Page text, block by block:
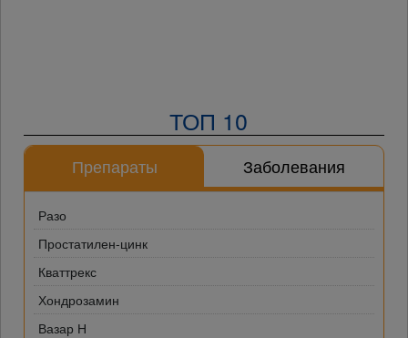
ТОП 10
Препараты Заболевания
Разо
Простатилен-цинк
Кваттрекс
Хондрозамин
Вазар Н